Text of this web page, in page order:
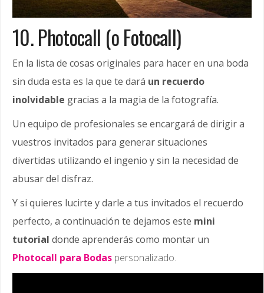
10. Photocall (o Fotocall)
En la lista de cosas originales para hacer en una boda
sin duda esta es la que te dará un recuerdo
inolvidable gracias a la magia de la fotografía.
Un equipo de profesionales se encargará de dirigir a
vuestros invitados para generar situaciones
divertidas utilizando el ingenio y sin la necesidad de
abusar del disfraz.
Y si quieres lucirte y darle a tus invitados el recuerdo
perfecto, a continuación te dejamos este mini
tutorial donde aprenderás como montar un
Photocall para Bodas personalizado.